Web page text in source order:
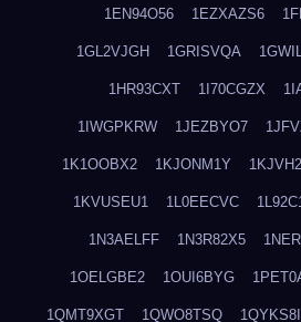
1EN94O56 1EZXAZS6
1GL2VJGH 1GRISVQA
1HR93CXT 1I70CGZX
1IWGPKRW 1JEZBYO7
1K1OOBX2 1KJONM1Y
1KVUSEU1 1L0EECVC
1N3AELFF 1N3R82X5
1OELGBE2 1OUI6BYG
1QMT9XGT 1QWO8TSQ